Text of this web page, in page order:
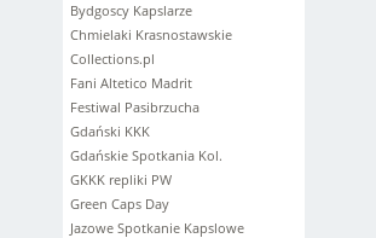
Bydgoscy Kapslarze
Chmielaki Krasnostawskie
Collections.pl
Fani Altetico Madrit
Festiwal Pasibrzucha
Gdański KKK
Gdańskie Spotkania Kol.
GKKK repliki PW
Green Caps Day
Jazowe Spotkanie Kapslowe